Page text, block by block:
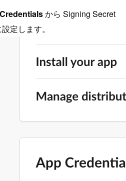
から Signing Secret
定します。